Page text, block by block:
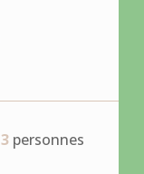
3 personnes